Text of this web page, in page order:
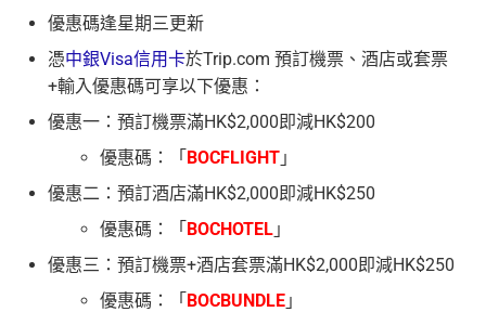
優惠碼逢星期三更新
憑中銀Visa信用卡於Trip.com 預訂機票、酒店或套票
+輸入優惠碼可享以下優惠：
優惠一：預訂機票滿HK$2,000即減HK$200
優惠碼：「 BOCFLIGHT 」
優惠二：預訂酒店滿HK$2,000即減HK$250
優惠碼：「 BOCHOTEL 」
優惠三：預訂機票+酒店套票滿HK$2,000即減HK$250
優惠碼：「 BOCBUNDLE 」